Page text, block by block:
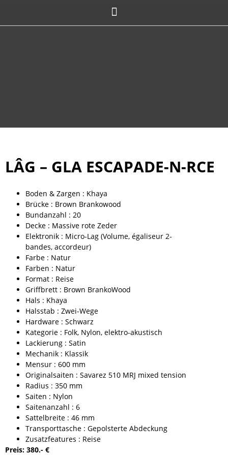
LÂG – GLA ESCAPADE-N-RCE
Boden & Zargen : Khaya
Brücke : Brown Brankowood
Bundanzahl : 20
Decke : Massive rote Zeder
Elektronik : Micro-Lag (Volume, égaliseur 2-
bandes, accordeur)
Farbe : Natur
Farben : Natur
Format : Reise
Griffbrett : Brown BrankoWood
Hals : Khaya
Halsstab : Zwei-Wege
Hardware : Schwarz
Kategorie : Folk, Nylon, elektro-akustisch
Lackierung : Satin
Mechanik : Klassik
Mensur : 600 mm
Originalsaiten : Savarez 510 MRJ mixed tension
Radius : 350 mm
Saiten : Nylon
Saitenanzahl : 6
Sattelbreite : 46 mm
Transporttasche : Gepolsterte Abdeckung
Zusatzfeatures : Reise
Preis: 380.- €